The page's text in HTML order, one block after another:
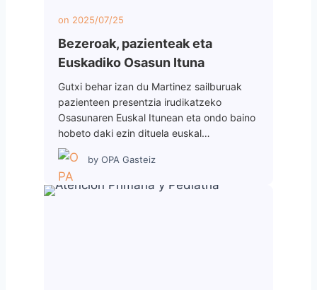
on 2025/07/25
Bezeroak, pazienteak eta
Euskadiko Osasun Ituna
Gutxi behar izan du Martinez sailburuak
pazienteen presentzia irudikatzeko
Osasunaren Euskal Itunean eta ondo baino
hobeto daki ezin dituela euskal…
by OPA Gasteiz